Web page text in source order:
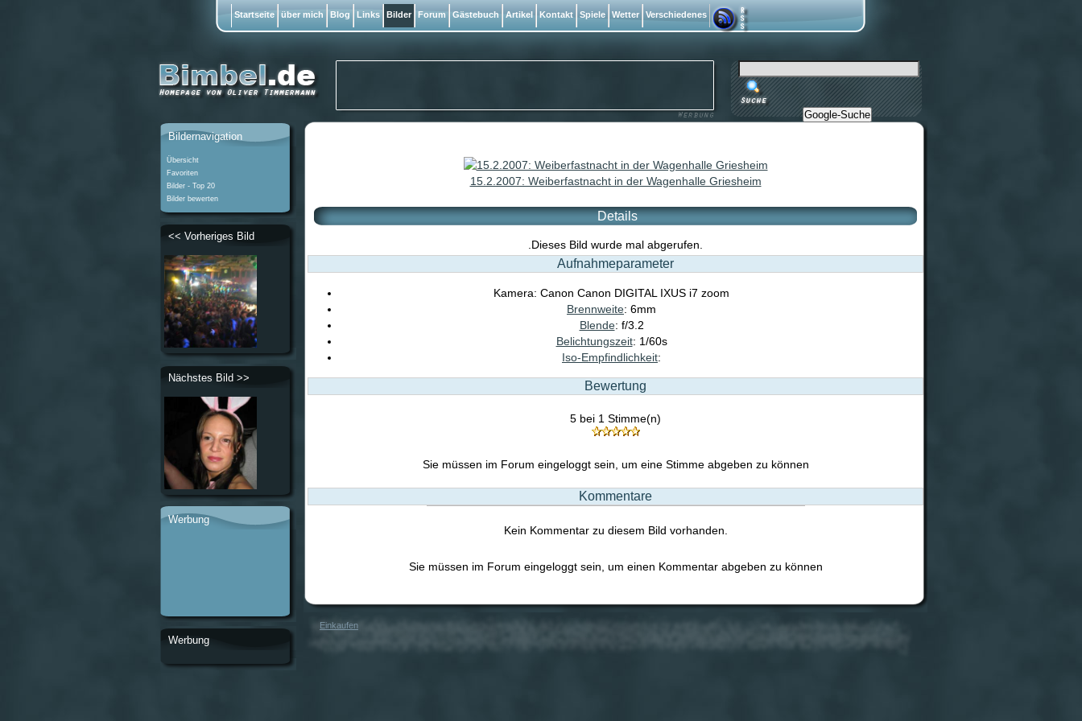
15.2.2007: Weiberfastnacht in der Wagenhalle Griesheim
Details
.Dieses Bild wurde mal abgerufen.
Aufnahmeparameter
Kamera: Canon Canon DIGITAL IXUS i7 zoom
Brennweite: 6mm
Blende: f/3.2
Belichtungszeit: 1/60s
Iso-Empfindlichkeit:
Bewertung
5 bei 1 Stimme(n)
Sie müssen im Forum eingeloggt sein, um eine Stimme abgeben zu können
Kommentare
Kein Kommentar zu diesem Bild vorhanden.
Sie müssen im Forum eingeloggt sein, um einen Kommentar abgeben zu können
Einkaufen
Bildernavigation
Übersicht
Favoriten
Bilder - Top 20
Bilder bewerten
<< Vorheriges Bild
Nächstes Bild >>
Werbung
Werbung
Startseite über mich Blog Links Bilder Forum Gästebuch Artikel Kontakt Spiele Wetter Verschiedenes
Google-Suche